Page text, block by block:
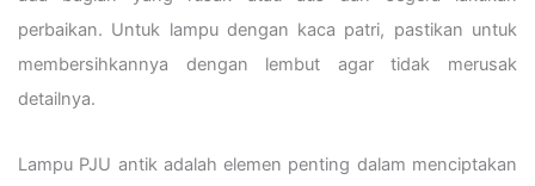
perbaikan. Untuk lampu dengan kaca patri, pastikan untuk
membersihkannya dengan lembut agar tidak merusak
detailnya.
Lampu PJU antik adalah elemen penting dalam menciptakan